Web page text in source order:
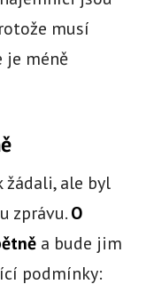
musí
je méně
žádali, ale byl
zprávu.O
a bude jim
podmínky: